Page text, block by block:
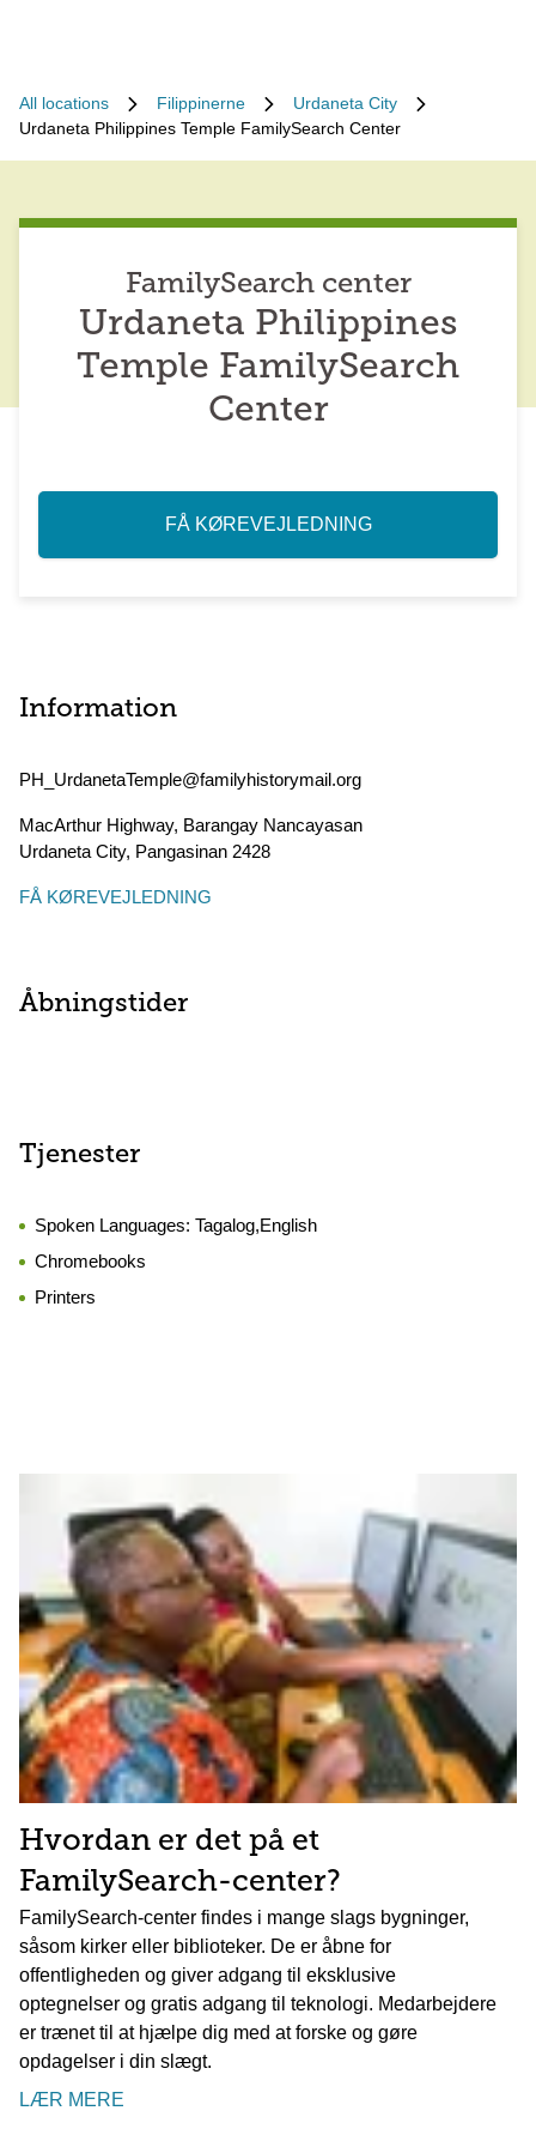
All locations Filippinerne
Urdaneta City
Urdaneta Philippines Temple FamilySearch Center
FamilySearch center
Urdaneta Philippines
Temple FamilySearch
Center
FÅ KØREVEJLEDNING
Information
PH_UrdanetaTemple@familyhistorymail.org
MacArthur Highway, Barangay Nancayasan
Urdaneta City, Pangasinan 2428
FÅ KØREVEJLEDNING
Åbningstider
Tjenester
Spoken Languages: Tagalog,English
Chromebooks
Printers
Hvordan er det på et
FamilySearch-center?
FamilySearch-center findes i mange slags bygninger,
såsom kirker eller biblioteker. De er åbne for
offentligheden og giver adgang til eksklusive
optegnelser og gratis adgang til teknologi. Medarbejdere
er trænet til at hjælpe dig med at forske og gøre
opdagelser i din slægt.
LÆR MERE